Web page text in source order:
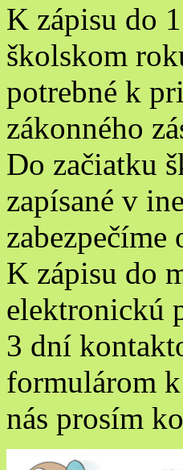
K zápisu do
školskom
potrebné k
zákonného
Do začiatku
zapísané v
K zápisu do
elektronickú
3 dní
formulárom
nás prosím